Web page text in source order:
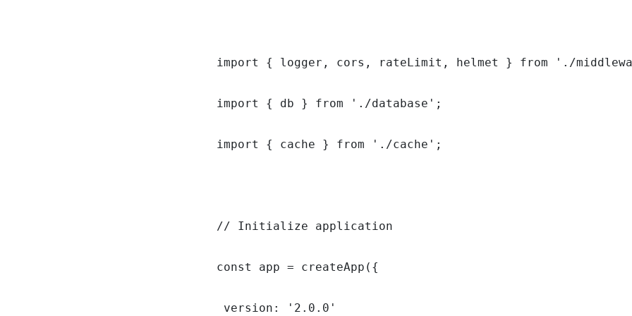
import { logger, cors, rateLimit, helmet } from './
import { db } from './database';
import { cache } from './cache';
// Initialize application
const app = createApp({
version: '2.0.0'